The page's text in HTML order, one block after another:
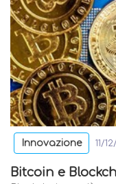
Innovazione 11/
Bitcoin e